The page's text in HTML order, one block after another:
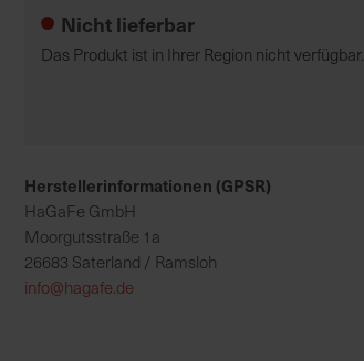
Nicht lieferbar
Das Produkt ist in Ihrer Region nicht verfügbar.
Herstellerinformationen (GPSR)
HaGaFe GmbH
Moorgutsstraße 1a
26683 Saterland / Ramsloh
info@hagafe.de